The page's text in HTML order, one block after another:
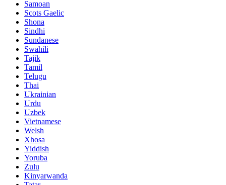
Samoan
Scots Gaelic
Shona
Sindhi
Sundanese
Swahili
Tajik
Tamil
Telugu
Thai
Ukrainian
Urdu
Uzbek
Vietnamese
Welsh
Xhosa
Yiddish
Yoruba
Zulu
Kinyarwanda